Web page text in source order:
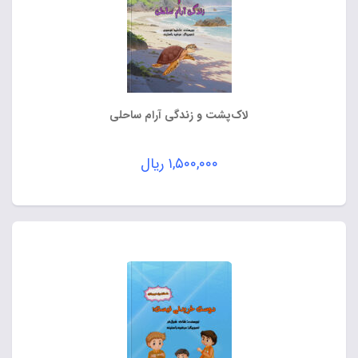
لاک‌پشت و زندگی آرام ساحلی
۱,۵۰۰,۰۰۰ ریال